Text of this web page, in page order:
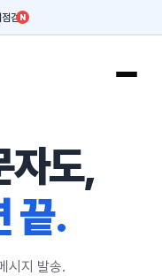
검 N
자도,
끝.
시지 발송.